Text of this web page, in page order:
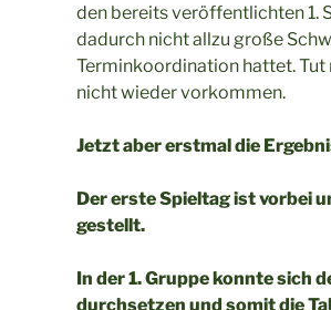
den bereits veröffentlichten 1.
dadurch nicht allzu große
Terminkoordination hattet.
nicht wieder vorkommen.
Jetzt aber erstmal die
Der erste Spieltag ist vorbei
gestellt.
In der 1. Gruppe konnte sich
durchsetzen und somit die